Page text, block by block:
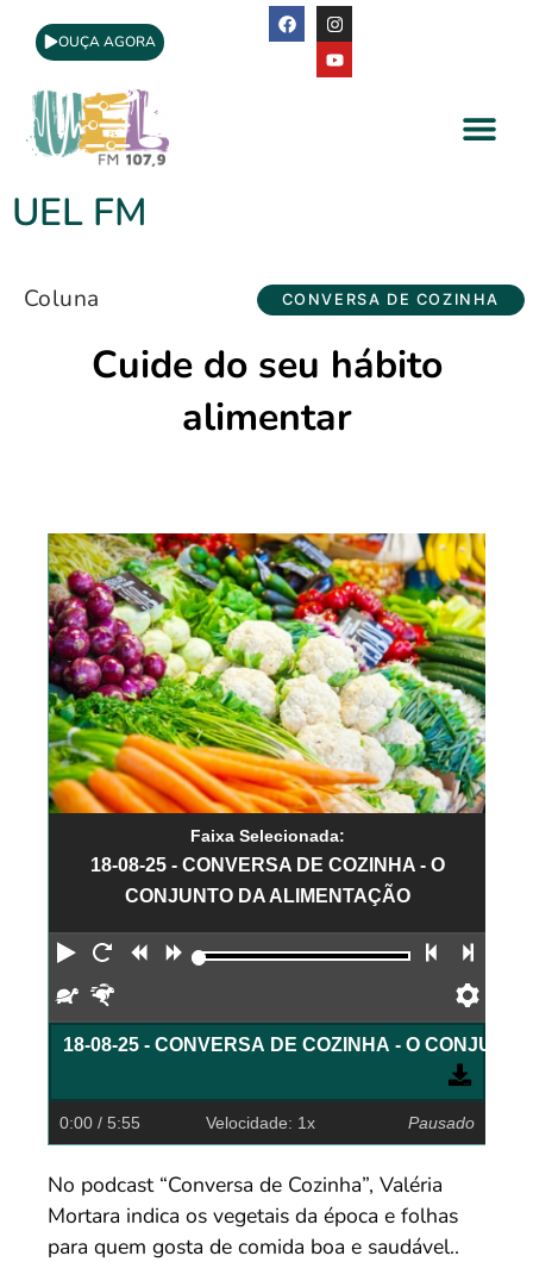
OUÇA AGORA
UEL FM
Coluna CONVERSA DE COZINHA
Cuide do seu hábito
alimentar
Faixa Selecionada:
18-08-25 - CONVERSA DE COZINHA - O
CONJUNTO DA ALIMENTAÇÃO
Reproduzir
Reiniciar
Retroceder
Avançar Faixa
Devagar
18-08-25 - CONVERSA DE COZINHA - O
0:00 / 5:55 Velocidade: 1x Pausado
No podcast “Conversa de Cozinha”, Valéria
Mortara indica os vegetais da época e folhas
para quem gosta de comida boa e saudável..